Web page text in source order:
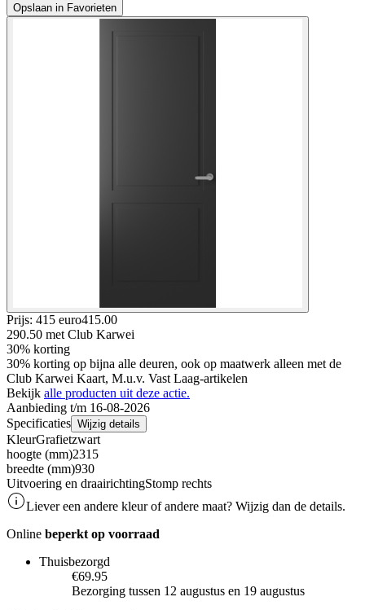
Opslaan in Favorieten
Prijs: 415 euro415.00
290.50 met Club Karwei
30% korting
30% korting op bijna alle deuren, ook op maatwerk alleen met de
Club Karwei Kaart, M.u.v. Vast Laag-artikelen
Bekijk alle producten uit deze actie.
Aanbieding t/m 16-08-2026
Specificaties Wijzig details
KleurGrafietzwart
hoogte (mm)2315
breedte (mm)930
Uitvoering en draairichtingStomp rechts
Liever een andere kleur of andere maat? Wijzig dan de details.
Online beperkt op voorraad
Thuisbezorgd
€69.95
Bezorging tussen 12 augustus en 19 augustus